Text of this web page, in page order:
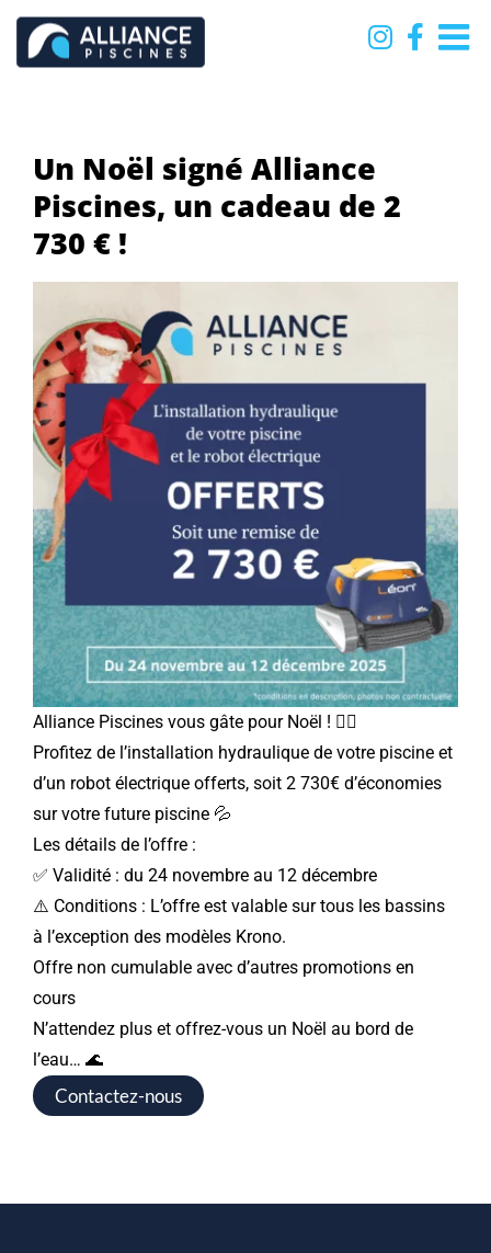
Passer
contenu
Un Noël signé Alliance
Piscines, un cadeau de 2
730 € !
Alliance Piscines vous gâte pour Noël ! 🏊‍♂️
Profitez de l’installation hydraulique de votre piscine et
d’un robot électrique offerts, soit 2 730€ d’économies
sur votre future piscine 💦
Les détails de l’offre :
✅ Validité : du 24 novembre au 12 décembre
⚠️ Conditions : L’offre est valable sur tous les bassins
à l’exception des modèles Krono.
Offre non cumulable avec d’autres promotions en
cours
N’attendez plus et offrez-vous un Noël au bord de
l’eau… 🌊
Contactez-nous